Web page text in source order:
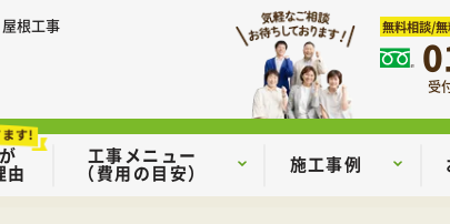
根工事 無料相談/無
受
由
工事メニュー
（費用の目安） 施工事例